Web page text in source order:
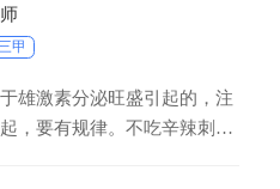
甲
雄激素分泌旺盛引起的，注
，要有规律。不吃辛辣刺激